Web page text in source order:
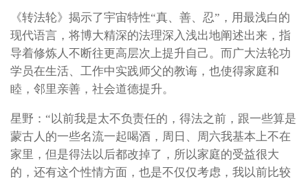
《转法轮》揭示了宇宙特性“真、善、忍”，用最浅白的
现代语言，将博大精深的法理深入浅出地阐述出来，指
导着修炼人不断往更高层次上提升自己。而广大法轮功
学员在生活、工作中实践师父的教诲，也使得家庭和
睦，邻里亲善，社会道德提升。
星野：“以前我是太不负责任的，得法之前，跟一些算是
蒙古人的一些名流一起喝酒，周日、周六我基本上不在
家里，但是得法以后都改掉了，所以家庭的受益很大
的，还有这个性情方面，也是不仅仅考虑，我以前比较